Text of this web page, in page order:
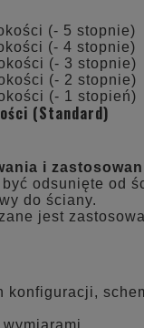
(- 5 stopnie)
(- 4 stopnie)
(- 3 stopnie)
(- 2 stopnie)
(- 1 stopień)
(Standard)
i
odsunięte od
do ściany.
jest